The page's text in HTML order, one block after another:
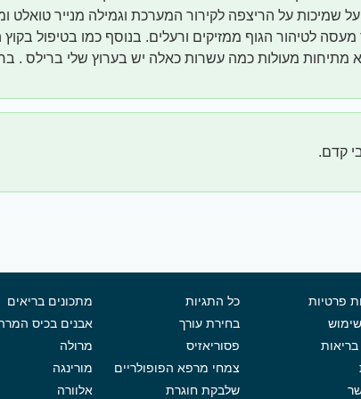
שמיכות על הריצפה לקירור המערכת וגמילה מנייר טואלט
מעסה לטיהור הגוף ממזיקים ורעלים. בנוסף כמו בטיפול
מתיחות מעולות כמה עשרות כאלה יש בערוץ שלי ברילס .
קדם.
פרטיות
בריאות
כל התגיות
בחירת עורך
פסוריאזיס
צמחי מרפא הפופולריים
שלבקת חוגרת
מתכונים בריאים
אבנים בכיס
מרולה
מורינגה
אלוורה